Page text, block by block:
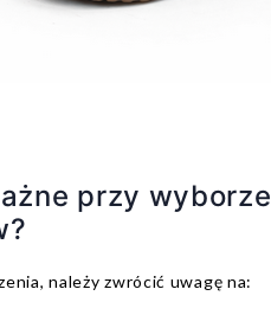
przy wyborze
należy zwrócić uwagę na: